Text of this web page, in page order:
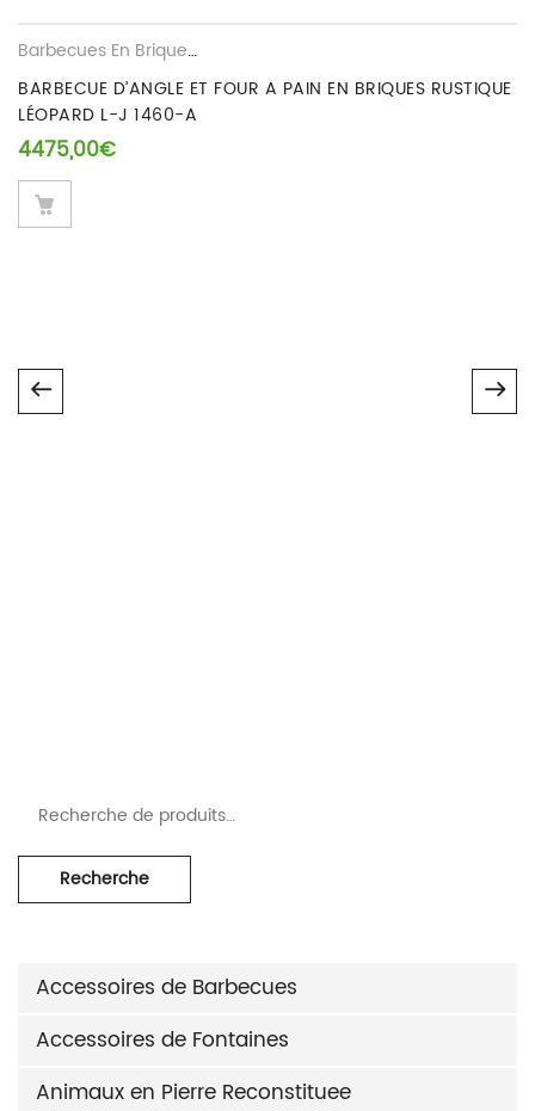
possibilité de laisser un avis.
Barbecues En Briques Rustique Leopard
BARBECUE D’ANGLE ET FOUR A PAIN EN BRIQUES RUSTIQUE
LÉOPARD L-J 1460-A
4475,00€
Recherche
Accessoires de Barbecues
Accessoires de Fontaines
Animaux en Pierre Reconstituee